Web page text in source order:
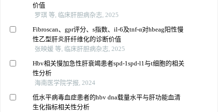
价值
罗琪 等, 临床肝胆病杂志, 2025
Fibroscan、gpr评分、s指数、il-6及tnf-α对hbeag阳性慢
性乙型肝炎肝纤维化的诊断价值
张映媛 等, 临床肝胆病杂志, 2025
Hbv相关慢加急性肝衰竭患者spd-1spd-l1与t细胞的相关
性分析
海南医学院学报, 2024
低水平病毒血症患者的hbv dna载量水平与肝功能血清
生化指标相关性分析